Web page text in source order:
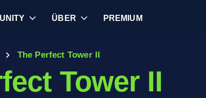
ÜBER PREMIUM
The Perfect Tower II
Tower II